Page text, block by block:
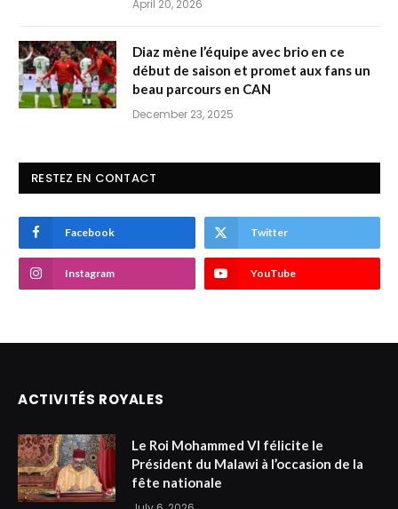
April 20, 2026
Diaz mène l’équipe avec brio en ce
début de saison et promet aux fans un
beau parcours en CAN
December 23, 2025
RESTEZ EN CONTACT
Facebook Twitter
Instagram YouTube
ACTIVITÉS ROYALES
Le Roi Mohammed VI félicite le
Président du Malawi à l’occasion de la
fête nationale